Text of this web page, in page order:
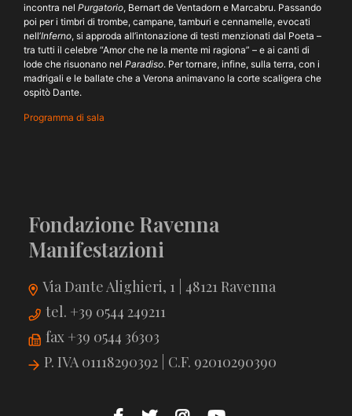
incontra nel Purgatorio, Bernart de Ventadorn e Marcabru. Passando
poi per i timbri di trombe, campane, tamburi e cennamelle, evocati
nell’Inferno, si approda all’intonazione di testi menzionati dal Poeta –
tra tutti il celebre “Amor che ne la mente mi ragiona” – e ai canti di
lode che risuonano nel Paradiso. Per tornare, infine, sulla terra, con i
madrigali e le ballate che a Verona animavano la corte scaligera che
ospitò Dante.
Programma di sala
Fondazione Ravenna
Manifestazioni
Via Dante Alighieri, 1 | 48121 Ravenna
tel. +39 0544 249211
fax +39 0544 36303
P. IVA 01118290392 | C.F. 92010290390